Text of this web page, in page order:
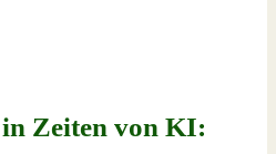
Zeiten von KI: